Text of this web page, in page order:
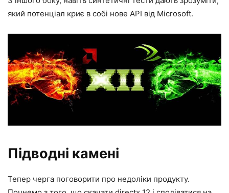
який потенціал криє в собі нове API від Microsoft.
Підводні камені
Тепер черга поговорити про недоліки продукту.